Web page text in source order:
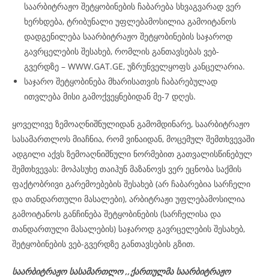
საარბიტრაჟო შეტყობინების ჩაბარება სხვაგვარად ვერ
ხერხდება, ტრიბუნალი უფლებამოსილია გამოიტანოს
დადგენილება საარბიტრაჟო შეტყობინების საჯაროდ
გავრცელების შესახებ, რომლის განთავსებას ვებ-
გვერდზე – WWW.GAT.GE, უზრუნველყოფს კანცელარია.
საჯარო შეტყობინება მხარისათვის ჩაბარებულად
ითვლება მისი გამოქვეყნებიდან მე-7 დღეს.
ყოველივე ზემოაღნიშნულიდან გამომდინარე, საარბიტრაჟო
სასამართლოს მიაჩნია, რომ ვინაიდან, მოცემულ შემთხვევაში
ადგილი აქვს ზემოაღნიშნული ნორმებით გათვალისწინებულ
შემთხვევას: მოპასუხე თაიჰუნ მაზანოვს ვერ ეცნობა საქმის
ფაქტობრივი გარემოებების შესახებ (არ ჩაბარებია სარჩელი
და თანდართული მასალები), არბიტრაჟი უფლებამოსილია
გამოიტანოს განჩინება შეტყობინების (სარჩელისა და
თანდართული მასალების) საჯაროდ გავრცელების შესახებ,
შეტყობინების ვებ-გვერდზე განთავსების გზით.
საარბიტრაჟო სასამართლო ,,ქართულმა საარბიტრაჟო